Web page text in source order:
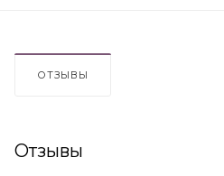
ОТЗЫВЫ
Отзывы